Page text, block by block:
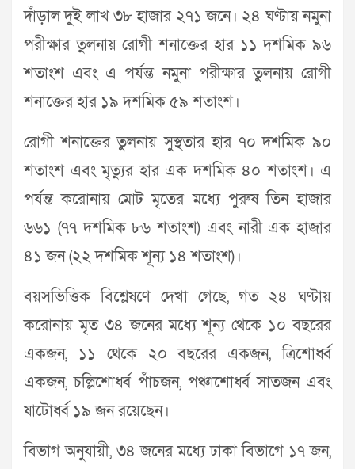
দাঁড়াল দুই লাখ ৩৮ হাজার ২৭১ জনে। ২৪ ঘণ্টায় নমুনা
পরীক্ষার তুলনায় রোগী শনাক্তের হার ১১ দশমিক ৯৬
শতাংশ এবং এ পর্যন্ত নমুনা পরীক্ষার তুলনায় রোগী
শনাক্তের হার ১৯ দশমিক ৫৯ শতাংশ।
রোগী শনাক্তের তুলনায় সুস্থতার হার ৭০ দশমিক ৯০
শতাংশ এবং মৃত্যুর হার এক দশমিক ৪০ শতাংশ। এ
পর্যন্ত করোনায় মোট মৃতের মধ্যে পুরুষ তিন হাজার
৬৬১ (৭৭ দশমিক ৮৬ শতাংশ) এবং নারী এক হাজার
৪১ জন (২২ দশমিক শূন্য ১৪ শতাংশ)।
বয়সভিত্তিক বিশ্লেষণে দেখা গেছে, গত ২৪ ঘণ্টায়
করোনায় মৃত ৩৪ জনের মধ্যে শূন্য থে‌কে ১০ বছ‌রের
একজন, ১১ থে‌কে ২০ বছ‌রের একজন, ত্রিশোর্ধ্ব
একজন, চল্লিশোর্ধ্ব পাঁচজন, পঞ্চাশোর্ধ্ব সাতজন এবং
ষাটোর্ধ্ব ১৯ জন রয়েছেন।
বিভাগ অনুযায়ী, ৩৪ জনের মধ্যে ঢাকা বিভাগে ১৭ জন,